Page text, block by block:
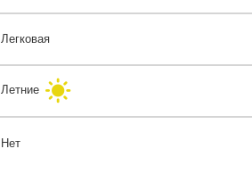
Легковая
Летние
Нет